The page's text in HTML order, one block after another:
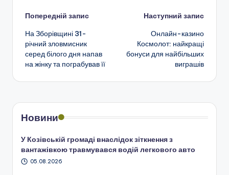
Навігація
по
запису
Попередній запис
На Зборівщині 31-
річний зловмисник
серед білого дня напав
на жінку та пограбував її
Наступний запис
Онлайн-казино
Космолот: найкращі
бонуси для найбільших
виграшів
Новини
У Козівській громаді внаслідок зіткнення з
вантажівкою травмувався водій легкового авто
05.08.2026